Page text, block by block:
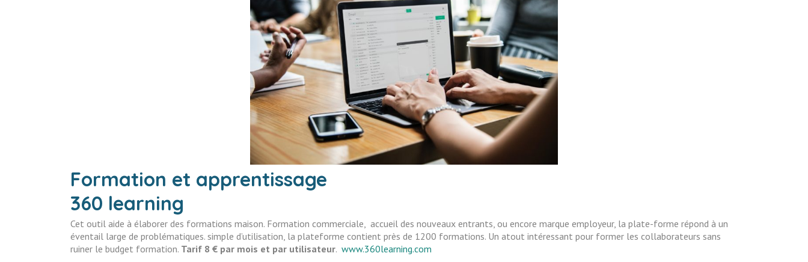
Formation et apprentissage
360 learning
Cet outil aide à élaborer des formations maison. Formation commerciale, accueil des nouveaux entrants, ou encore marque employeur, la plate-forme répond à un
éventail large de problématiques. simple d’utilisation, la plateforme contient près de 1200 formations. Un atout intéressant pour former les collaborateurs sans
ruiner le budget formation. Tarif 8 € par mois et par utilisateur. www.360learning.com